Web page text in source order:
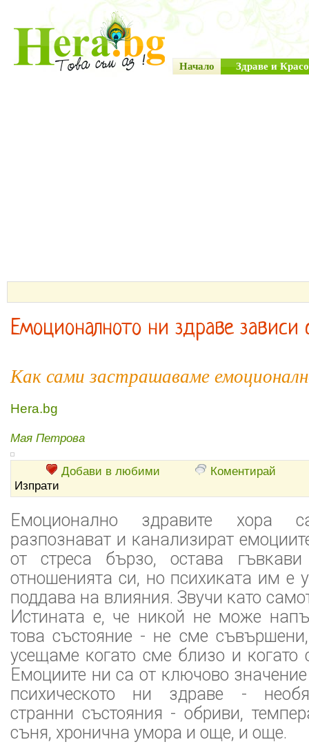
Начало Здраве и
Емоционалното ни здраве
Как сами застрашаваме
Hera.bg
Мая Петрова
Добави в любими
Коментирай
Изпрати
Емоционално здравите хора
разпознават и канализират
от стреса бързо, остава
отношенията си, но психиката им е
поддава на влияния. Звучи като
Истината е, че никой не може
това състояние - не сме
усещаме когато сме близо и когато
Емоциите ни са от ключово
психическото ни здраве -
странни състояния - обриви,
съня, хронична умора и още, и още.